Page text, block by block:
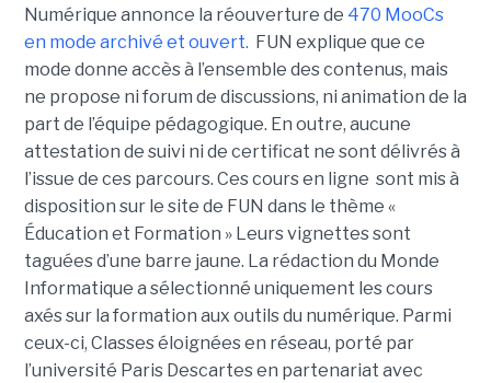
Numérique annonce la réouverture de 470 MooCs
en mode archivé et ouvert. FUN explique que ce
mode donne accès à l’ensemble des contenus, mais
ne propose ni forum de discussions, ni animation de la
part de l’équipe pédagogique. En outre, aucune
attestation de suivi ni de certificat ne sont délivrés à
l’issue de ces parcours. Ces cours en ligne sont mis à
disposition sur le site de FUN dans le thème «
Éducation et Formation » Leurs vignettes sont
taguées d’une barre jaune. La rédaction du Monde
Informatique a sélectionné uniquement les cours
axés sur la formation aux outils du numérique. Parmi
ceux-ci, Classes éloignées en réseau, porté par
l’université Paris Descartes en partenariat avec